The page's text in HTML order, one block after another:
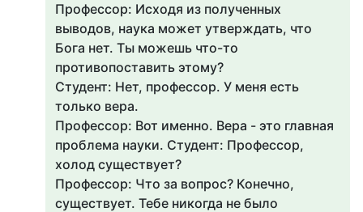
Профессор: Исходя из полученных
выводов, наука может утверждать, что
Бога нет. Ты можешь что-то
противопоставить этому?
Студент: Нет, профессор. У меня есть
только вера.
Профессор: Вот именно. Вера - это главная
проблема науки. Студент: Профессор,
холод существует?
Профессор: Что за вопрос? Конечно,
существует. Тебе никогда не было